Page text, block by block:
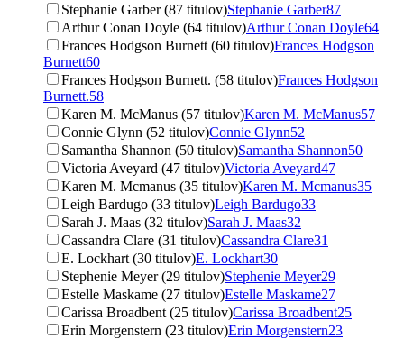
Stephanie Garber (87 titulov)Stephanie Garber87
Arthur Conan Doyle (64 titulov)Arthur Conan Doyle64
Frances Hodgson Burnett (60 titulov)Frances Hodgson
Burnett60
Frances Hodgson Burnett. (58 titulov)Frances Hodgson
Burnett.58
Karen M. McManus (57 titulov)Karen M. McManus57
Connie Glynn (52 titulov)Connie Glynn52
Samantha Shannon (50 titulov)Samantha Shannon50
Victoria Aveyard (47 titulov)Victoria Aveyard47
Karen M. Mcmanus (35 titulov)Karen M. Mcmanus35
Leigh Bardugo (33 titulov)Leigh Bardugo33
Sarah J. Maas (32 titulov)Sarah J. Maas32
Cassandra Clare (31 titulov)Cassandra Clare31
E. Lockhart (30 titulov)E. Lockhart30
Stephenie Meyer (29 titulov)Stephenie Meyer29
Estelle Maskame (27 titulov)Estelle Maskame27
Carissa Broadbent (25 titulov)Carissa Broadbent25
Erin Morgenstern (23 titulov)Erin Morgenstern23